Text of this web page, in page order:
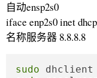
自动ensp2s0
iface enp2s0 inet dhcp
名称服务器 8.8.8.8
sudo